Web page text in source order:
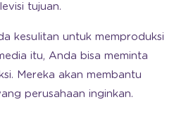
tujuan.
kesulitan untuk memproduksi
itu, Anda bisa meminta
Mereka akan membantu
perusahaan inginkan.